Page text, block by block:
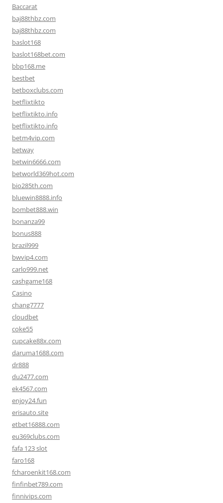
Baccarat
baj88thbz.com
baj88thbz.com
baslot168
baslot168bet.com
bbp168.me
bestbet
betboxclubs.com
betflixtikto
betflixtikto.info
betflixtikto.info
betm4vip.com
betway
betwin6666.com
betworld369hot.com
bio285th.com
bluewin8888.info
bombet888.win
bonanza99
bonus888
brazil999
bwvip4.com
carlo999.net
cashgame168
Casino
chang7777
cloudbet
coke55
cupcake88x.com
daruma1688.com
dr888
du2477.com
ek4567.com
enjoy24.fun
erisauto.site
etbet16888.com
eu369clubs.com
fafa 123 slot
faro168
fcharoenkit168.com
finfinbet789.com
finnivips.com